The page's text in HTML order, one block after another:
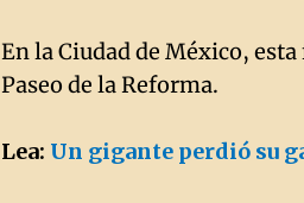
En la Ciudad de México,
Paseo de la Reforma.
Lea: Un gigante perdió su